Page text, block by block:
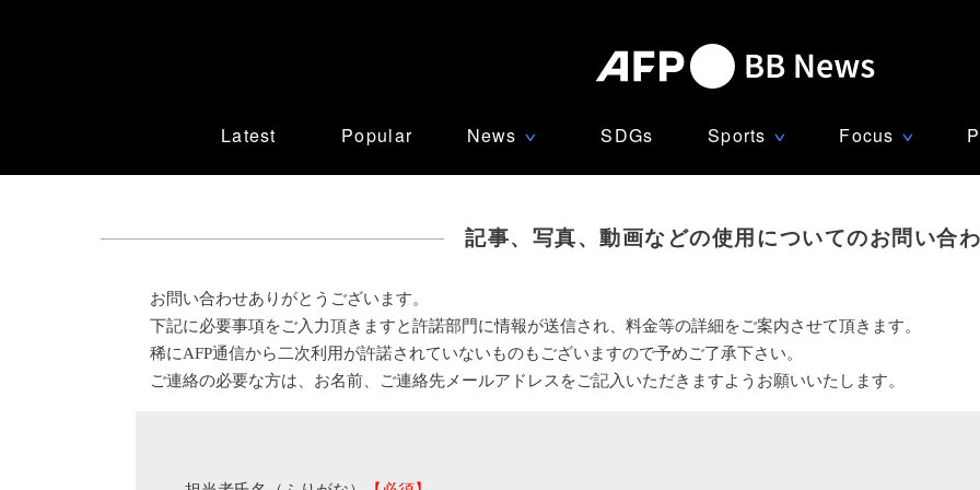
Latest Popular News ∨ SDGs Sports ∨ Focus ∨
記事、写真、動画などの使用についてのお問い合
お問い合わせありがとうございます。
下記に必要事項をご入力頂きますと許諾部門に情報が送信され、料金等の詳細をご案内させて頂きます。
稀にAFP通信から二次利用が許諾されていないものもございますので予めご了承下さい。
ご連絡の必要な方は、お名前、ご連絡先メールアドレスをご記入いただきますようお願いいたします。